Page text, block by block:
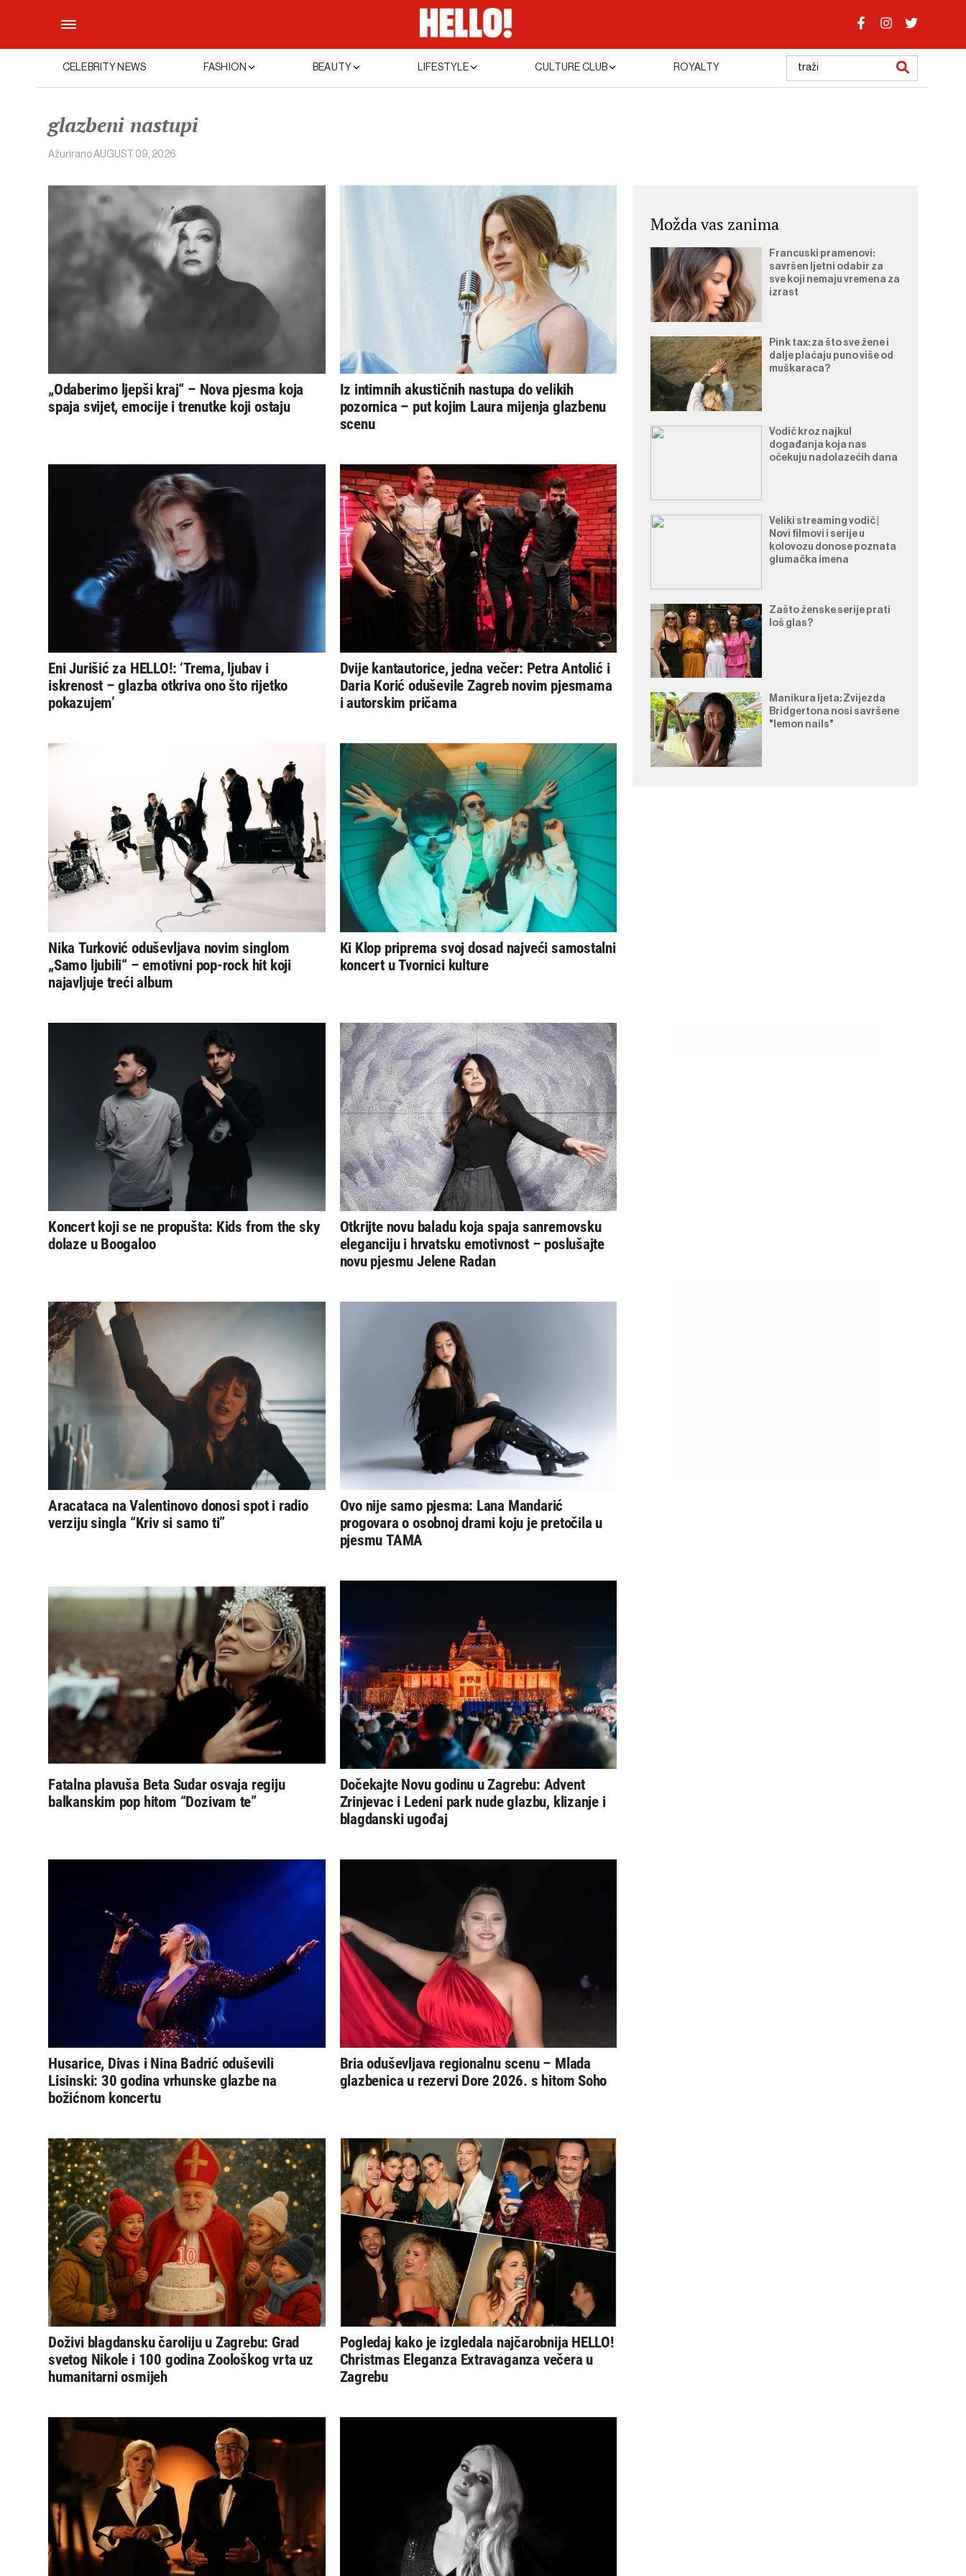
CELEBRITY NEWS FASHION BEAUTY LIFESTYLE CULTURE CLUB ROYALTY
glazbeni nastupi
AžuriranoAUGUST 09, 2026
„Odaberimo ljepši kraj“ – Nova pjesma koja
spaja svijet, emocije i trenutke koji ostaju
Iz intimnih akustičnih nastupa do velikih
pozornica – put kojim Laura mijenja glazbenu
scenu
Eni Jurišić za HELLO!: ‘Trema, ljubav i
iskrenost – glazba otkriva ono što rijetko
pokazujem’
Dvije kantautorice, jedna večer: Petra Antolić i
Daria Korić oduševile Zagreb novim pjesmama
i autorskim pričama
Nika Turković oduševljava novim singlom
„Samo ljubili“ – emotivni pop-rock hit koji
najavljuje treći album
Ki Klop priprema svoj dosad najveći samostalni
koncert u Tvornici kulture
Koncert koji se ne propušta: Kids from the sky
dolaze u Boogaloo
Otkrijte novu baladu koja spaja sanremovsku
eleganciju i hrvatsku emotivnost – poslušajte
novu pjesmu Jelene Radan
Aracataca na Valentinovo donosi spot i radio
verziju singla “Kriv si samo ti”
Ovo nije samo pjesma: Lana Mandarić
progovara o osobnoj drami koju je pretočila u
pjesmu TAMA
Fatalna plavuša Beta Sudar osvaja regiju
balkanskim pop hitom “Dozivam te”
Dočekajte Novu godinu u Zagrebu: Advent
Zrinjevac i Ledeni park nude glazbu, klizanje i
blagdanski ugođaj
Husarice, Divas i Nina Badrić oduševili
Lisinski: 30 godina vrhunske glazbe na
božićnom koncertu
Bria oduševljava regionalnu scenu – Mlada
glazbenica u rezervi Dore 2026. s hitom Soho
Doživi blagdansku čaroliju u Zagrebu: Grad
svetog Nikole i 100 godina Zoološkog vrta uz
humanitarni osmijeh
Pogledaj kako je izgledala najčarobnija HELLO!
Christmas Eleganza Extravaganza večera u
Zagrebu
Možda vas zanima
Francuski pramenovi:
savršen ljetni odabir za
sve koji nemaju vremena za
izrast
Pink tax: za što sve žene i
dalje plaćaju puno više od
muškaraca?
Vodič kroz najkul
događanja koja nas
očekuju nadolazećih dana
Veliki streaming vodič |
Novi filmovi i serije u
kolovozu donose poznata
glumačka imena
Zašto ženske serije prati
loš glas?
Manikura ljeta: Zvijezda
Bridgertona nosi savršene
"lemon nails"